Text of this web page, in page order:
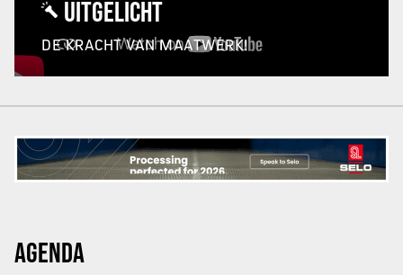
UITGELICHT
DE KRACHT VAN MAATWERK!
AGENDA